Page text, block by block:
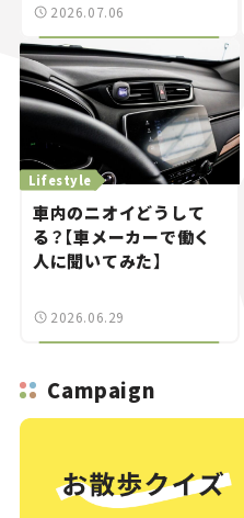
2026.07.06
Lifestyle
車内のニオイどうして
る？【車メーカーで働く
人に聞いてみた】
2026.06.29
Campaign